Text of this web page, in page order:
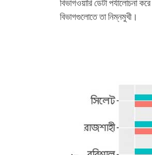
বিভাগওয়ারি ডেটা পর্যালোচনা
বিভাগগুলোতে তা নিম্নমুখী।